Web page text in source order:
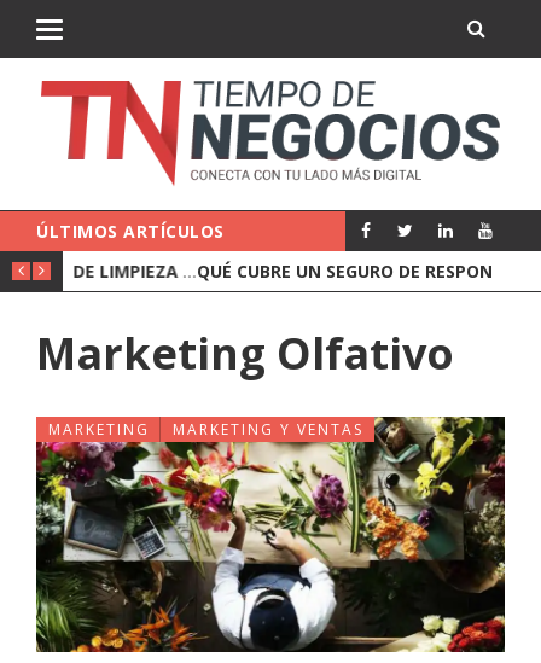
ÚLTIMOS ARTÍCULOS
CÓMO CONTRATAR UNA EMPRESA DE LIMPIEZA PARA OFICINAS
QUÉ CUBRE UN SEGURO DE RESPONSABILIDAD CIVIL DE EMPRESA
Marketing Olfativo
MARKETING MARKETING Y VENTAS